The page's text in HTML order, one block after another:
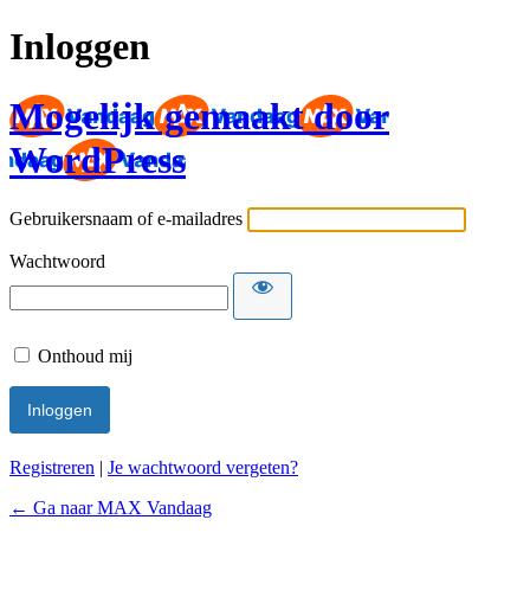
Inloggen
Mogelijk gemaakt door
WordPress
Gebruikersnaam of e-mailadres
Wachtwoord
Onthoud mij
Registreren | Je wachtwoord vergeten?
← Ga naar MAX Vandaag